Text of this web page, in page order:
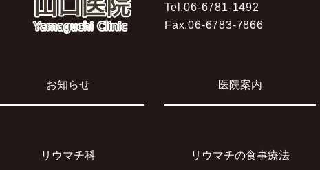
Tel.06-6781-1492
Fax.06-6783-7866
お知らせ 医院案内
リウマチ科 リウマチの食事療法